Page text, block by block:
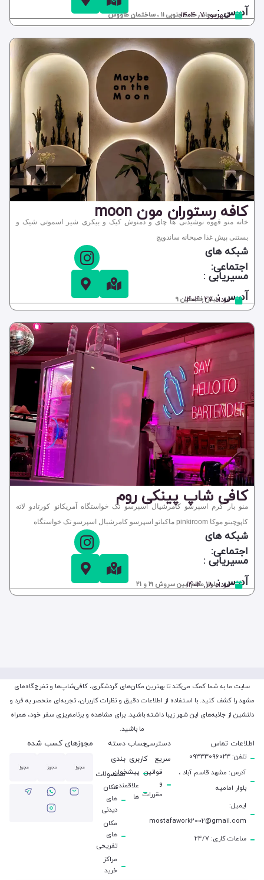
سجاد ، حامد جنوبی 11 ، ساختمان طاووسآدرس :شهریور ۷, ۱۴۰۴
کافه رستوران مون moon
خانه منو قهوه نوشیدنی ها چای و دمنوش کیک و بیکری شیر اسموتی شیک و
بستنی پیش غذا صبحانه ساندویچ
شبکه های
اجتماعی:
مسیریابی :
نبش فلسطین 9آدرس :
مرداد ۲۷, ۱۴۰۴
کافی شاپ پینکی روم
منو بار گرم اسپرسو کامرشیال اسپرسو تک خواستگاه آمریکانو کورتادو لاته
کاپوچینو موکا pinkiroom ماکیاتو اسپرسو کامرشیال اسپرسو تک خواستگاه
شبکه های
اجتماعی:
مسیریابی :
بلوار معلم، بین سروش 19 و 21آدرس :
مرداد ۱۸, ۱۴۰۴
سایت ما به شما کمک می‌کند تا بهترین مکان‌های گردشگری، کافی‌شاپ‌ها و تفرج‌گاه‌های
مشهد را کشف کنید. با استفاده از اطلاعات دقیق و نظرات کاربران، تجربه‌ای منحصر به فرد و
دلنشین از جاذبه‌های این شهر زیبا داشته باشید. برای مشاهده و برنامه‌ریزی سفر خود، همراه
ما باشید.
اطلاعات تماس
تلفن: 09333096023
آدرس: مشهد قاسم آباد ،
بلوار امامیه
ایمیل:
mostafawork2002@gmail.com
ساعات کاری: 24/7
دسترسی
سریع
قوانین
و
مقررات
حساب
کاربری
پیشخوان
علاقمندی
ها
دسته
بندی
محصولات
مکان
های
دیدنی
مکان
های
تفریحی
مراکز
خرید
مجوزهای کسب شده